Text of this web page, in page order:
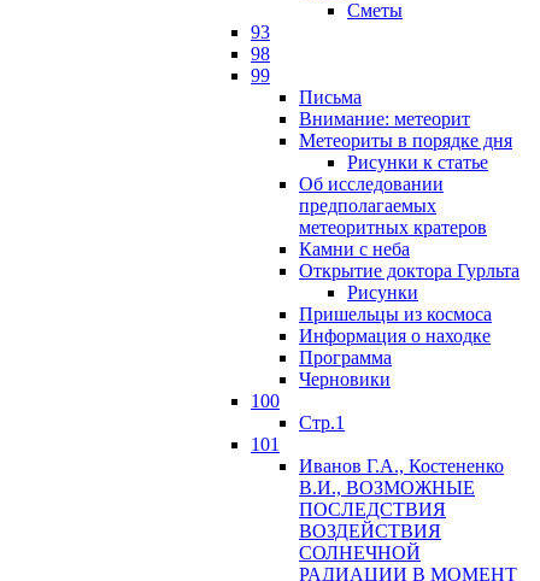
Сметы
93
98
99
Письма
Внимание: метеорит
Метеориты в порядке дня
Рисунки к статье
Об исследовании
предполагаемых
метеоритных кратеров
Камни с неба
Открытие доктора Гурльта
Рисунки
Пришельцы из космоса
Информация о находке
Программа
Черновики
100
Стр.1
101
Иванов Г.А., Костененко
В.И., ВОЗМОЖНЫЕ
ПОСЛЕДСТВИЯ
ВОЗДЕЙСТВИЯ
СОЛНЕЧНОЙ
РАДИАЦИИ В МОМЕНТ